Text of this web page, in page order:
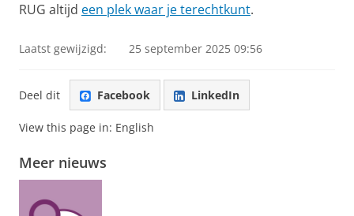
RUG altijd een plek waar je terechtkunt.
Laatst gewijzigd: 25 september 2025 09:56
Deel dit Facebook LinkedIn
View this page in: English
Meer nieuws